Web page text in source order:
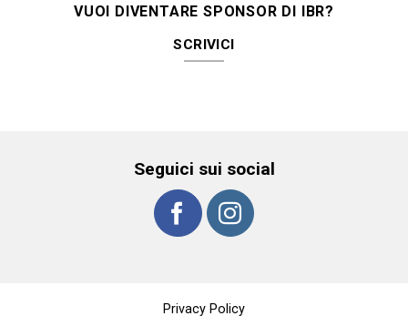
VUOI DIVENTARE SPONSOR DI IBR?
SCRIVICI
Seguici sui social
Privacy Policy